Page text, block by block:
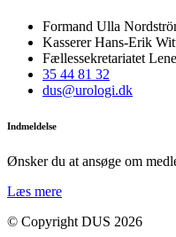
Formand Ulla
Kasserer Hans-Erik
Fællessekretariatet
35 44 81 32
dus@urologi.dk
Indmeldelse
Ønsker du at ansøge om
Læs mere
© Copyright DUS 2026